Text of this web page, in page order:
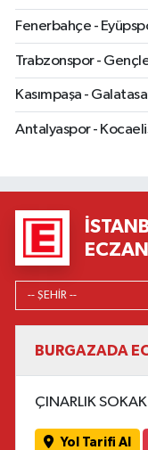
Fenerbahçe -
Trabzonspor -
Kasımpaşa -
Antalyaspor -
BURGAZADA
ÇINARLIK
Yol Tarifi Al